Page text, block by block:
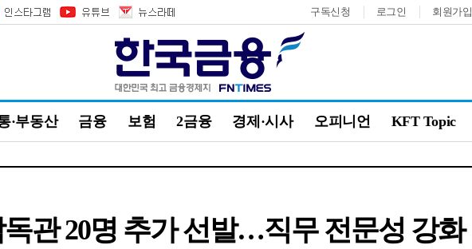
구독신청 로그인 회원가입
·부동산 금융 보험 2금융 경제·시사 오피니언 KFT Topic
관 20명 추가 선발…직무 전문성 강화